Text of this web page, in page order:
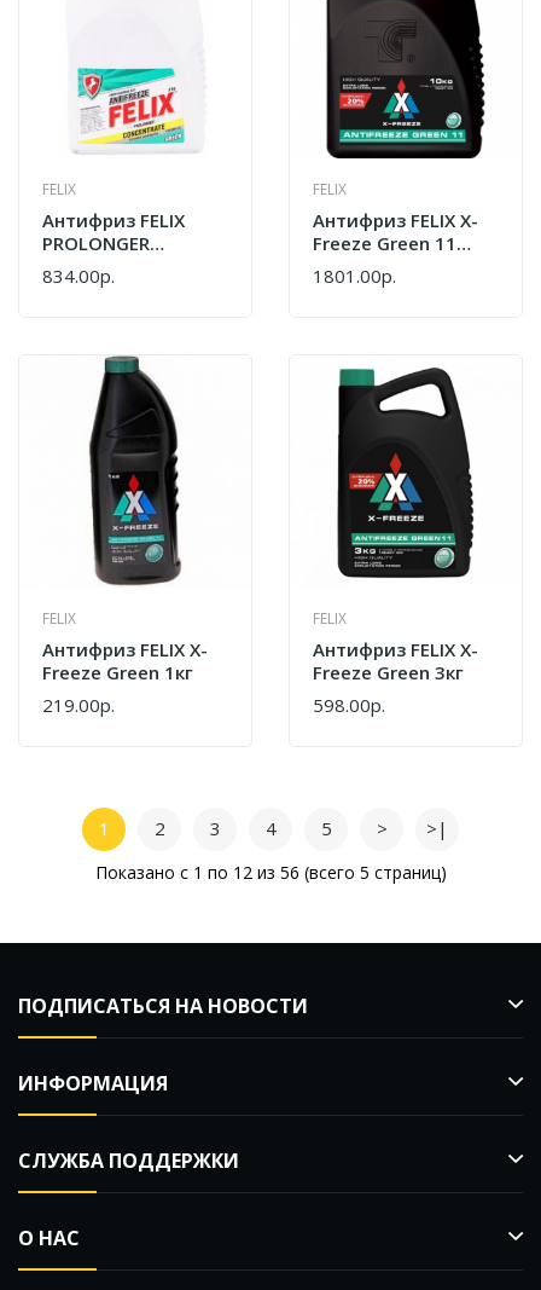
FELIX
Антифриз FELIX
PROLONGER
Готовый -40C
Зеленый 3 Кг
834.00р.
FELIX
Антифриз FELIX X-
Freeze Green 11
10кг
1801.00р.
FELIX
Антифриз FELIX X-
Freeze Green 1кг
219.00р.
FELIX
Антифриз FELIX X-
Freeze Green 3кг
598.00р.
1 2 3 4 5 > >|
Показано с 1 по 12 из 56 (всего 5 страниц)
ПОДПИСАТЬСЯ НА НОВОСТИ
ИНФОРМАЦИЯ
СЛУЖБА ПОДДЕРЖКИ
О НАС